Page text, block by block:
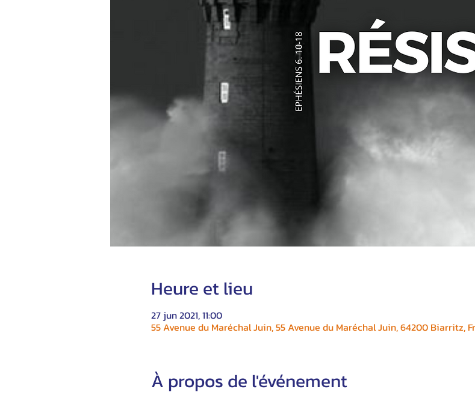
Heure et lieu
27 jun 2021, 11:00
55 Avenue du Maréchal Juin, 55 Avenue du Maréchal Juin, 64200 Biarritz,
À propos de l'événement